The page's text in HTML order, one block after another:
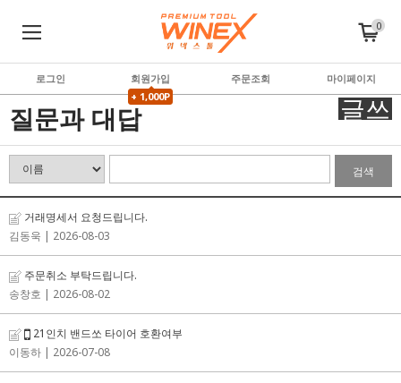
0
로그인
회원가입
+ 1,000P
주문조회 마이페이지
질문과 대답
글쓰
검색
거래명세서 요청드립니다.
김동욱 | 2026-08-03
주문취소 부탁드립니다.
송창호 | 2026-08-02
21인치 밴드쏘 타이어 호환여부
이동하 | 2026-07-08